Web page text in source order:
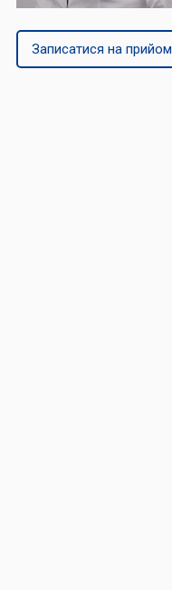
Записатися на прийом